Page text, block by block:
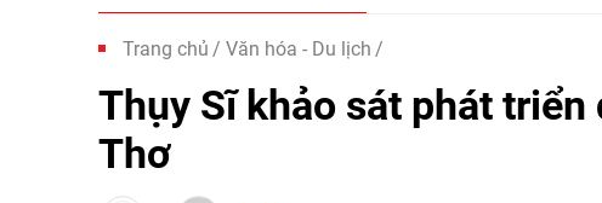
Trang chủ Văn hóa - Du lịch
Thụy Sĩ khảo sát phát
Thơ